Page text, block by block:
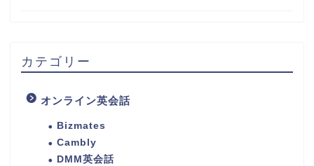
カテゴリー
オンライン英会話
Bizmates
Cambly
DMM英会話